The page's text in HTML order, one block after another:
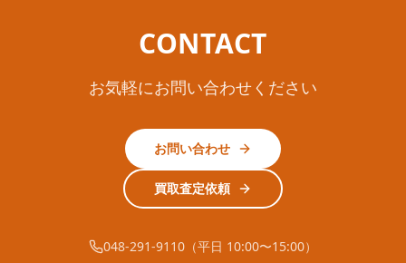
CONTACT
お気軽にお問い合わせください
お問い合わせ
買取査定依頼
048-291-9110（平日 10:00〜15:00）